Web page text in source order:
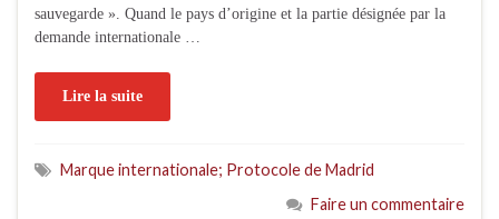
sauvegarde ». Quand le pays d’origine et la partie désignée par la
demande internationale …
Lire la suite
Marque internationale; Protocole de Madrid
Faire un commentaire